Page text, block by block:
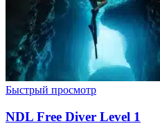
Быстрый просмотр
NDL Free Diver Level 1